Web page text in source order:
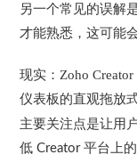
另一个常见的误解
才能熟悉，这可能
现实： Zoho Creator
仪表板的直观拖放
主要关注点是让用
低 Creator平台上